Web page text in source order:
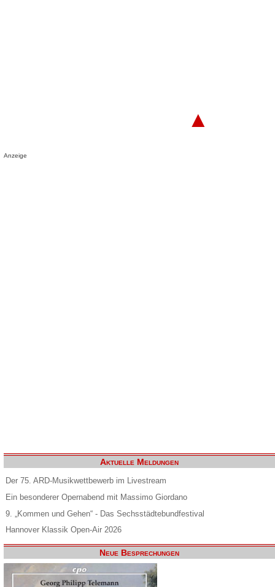
▲
Anzeige
Aktuelle Meldungen
Der 75. ARD-Musikwettbewerb im Livestream
Ein besonderer Opernabend mit Massimo Giordano
9. „Kommen und Gehen“ - Das Sechsstädtebundfestival
Hannover Klassik Open-Air 2026
Neue Besprechungen